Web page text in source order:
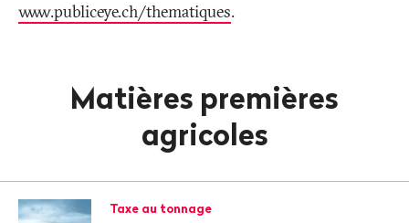
www.publiceye.ch/thematiques.
Matières premières
agricoles
Taxe au tonnage